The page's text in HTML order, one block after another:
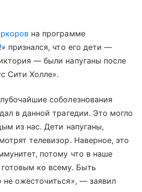
на программе
» признался, что его дети —
— были напуганы после
Сити Холле».
соболезнования
в данной трагедии. Это могло
из нас. Дети напуганы,
телевизор. Наверное, это
потому что в наше
ко всему. Быть
не ожесточиться», — заявил